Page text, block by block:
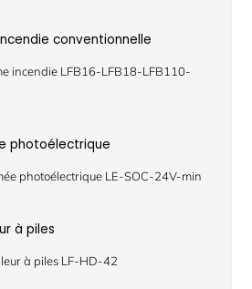
conventionnelle
incendie LFB16-LFB18-LFB110-
photoélectrique
photoélectrique LE-SOC-24V-min
à piles
à piles LF-HD-42